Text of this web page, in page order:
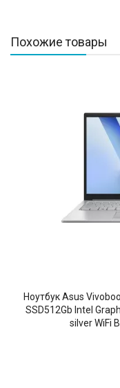
Похожие товары
Ноутбук Asus
SSD512Gb Intel
silver WiFi